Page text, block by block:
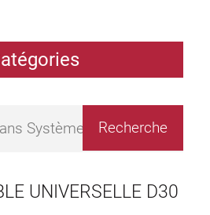
UNIVERSELLE D30